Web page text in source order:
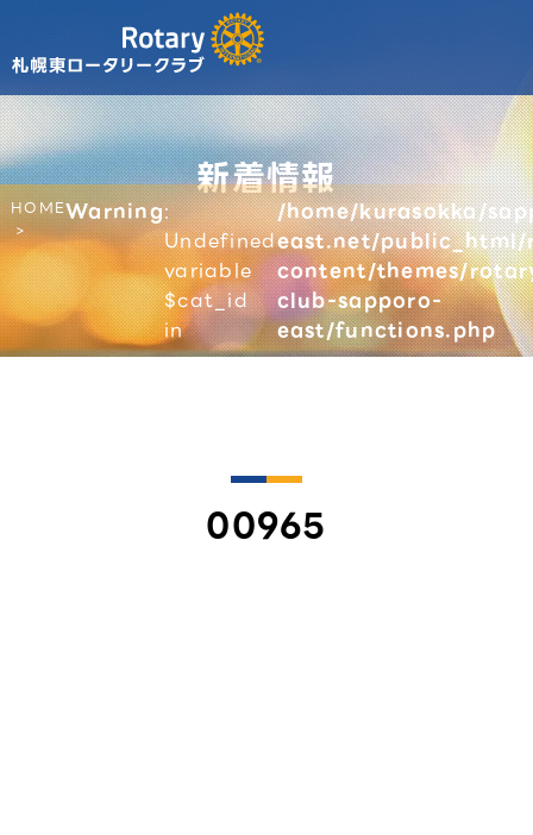
新着情報
HOMEWarning:
Undefined
variable
$cat_id
in
/home/kurasokka/
east.net/
content/themes/
club-sapporo-
east/functions.php
00965